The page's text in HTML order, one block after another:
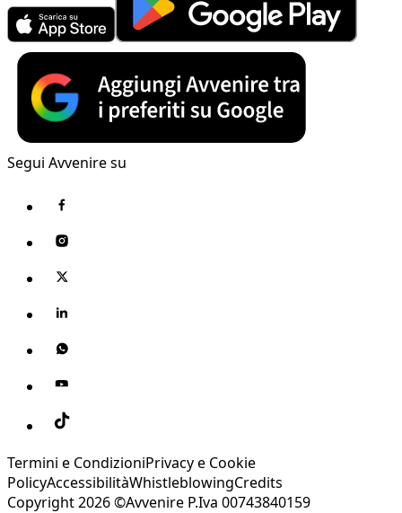
Segui Avvenire su
Termini e CondizioniPrivacy e Cookie
PolicyAccessibilitàWhistleblowingCredits
Copyright 2026 ©Avvenire P.Iva 00743840159